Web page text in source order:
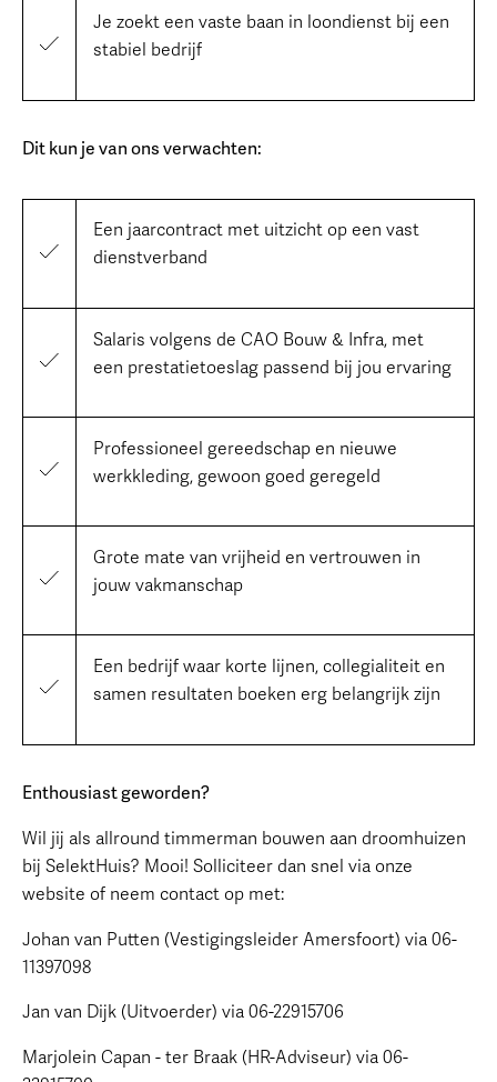
Je zoekt een vaste baan in loondienst bij een
stabiel bedrijf
Dit kun je van ons verwachten:
Een jaarcontract met uitzicht op een vast
dienstverband
Salaris volgens de CAO Bouw & Infra, met
een prestatietoeslag passend bij jou ervaring
Professioneel gereedschap en nieuwe
werkkleding, gewoon goed geregeld
Grote mate van vrijheid en vertrouwen in
jouw vakmanschap
Een bedrijf waar korte lijnen, collegialiteit en
samen resultaten boeken erg belangrijk zijn
Enthousiast geworden?
Wil jij als allround timmerman bouwen aan droomhuizen
bij SelektHuis? Mooi! Solliciteer dan snel via onze
website of neem contact op met:
Johan van Putten (Vestigingsleider Amersfoort) via 06-
11397098
Jan van Dijk (Uitvoerder) via 06-22915706
Marjolein Capan - ter Braak (HR-Adviseur) via 06-